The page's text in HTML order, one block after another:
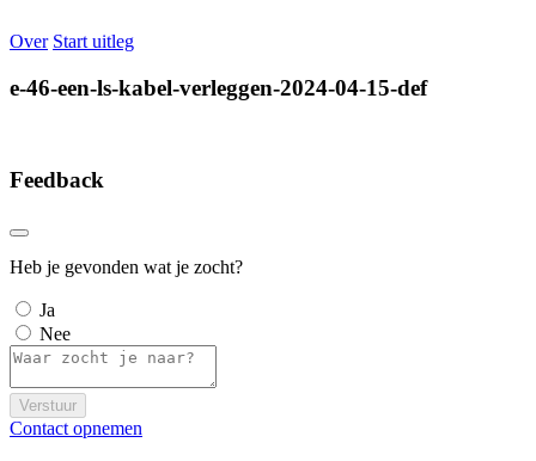
Over Start uitleg
e-46-een-ls-kabel-verleggen-2024-04-15-def
Feedback
Heb je gevonden wat je zocht?
Ja
Nee
Verstuur
Contact opnemen